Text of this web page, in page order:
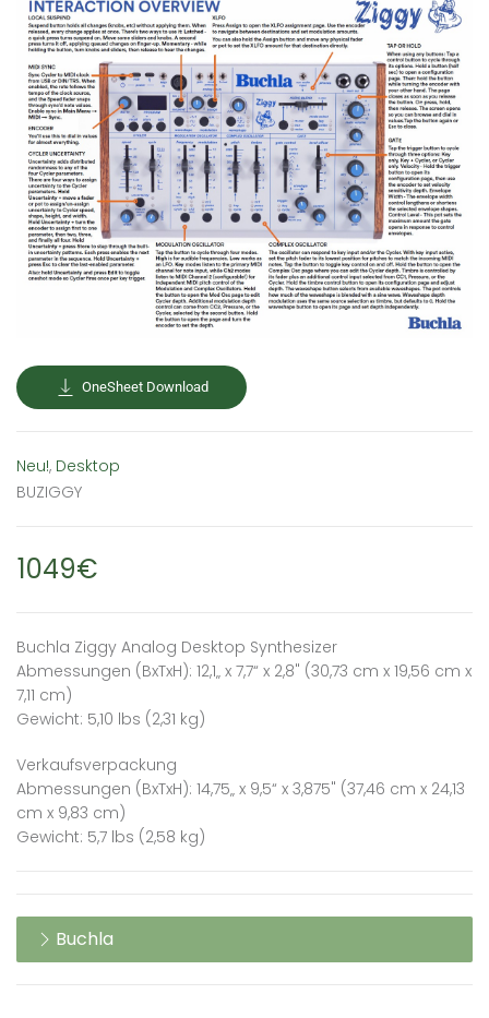
OneSheet Download
Neu!, Desktop
BUZIGGY
1049€
Buchla Ziggy Analog Desktop Synthesizer
Abmessungen (BxTxH): 12,1„ x 7,7“ x 2,8" (30,73 cm x 19,56 cm x
7,11 cm)
Gewicht: 5,10 lbs (2,31 kg)
Verkaufsverpackung
Abmessungen (BxTxH): 14,75„ x 9,5“ x 3,875" (37,46 cm x 24,13
cm x 9,83 cm)
Gewicht: 5,7 lbs (2,58 kg)
Buchla